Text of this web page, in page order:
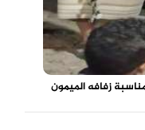
زفافه الميمون